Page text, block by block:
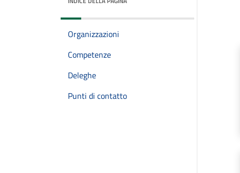
Organizzazioni
Competenze
Deleghe
Punti di contatto